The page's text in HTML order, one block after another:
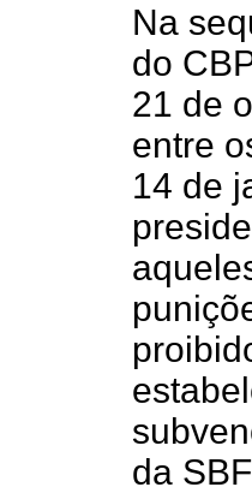
Na
do
21 de
entre
14 de
da